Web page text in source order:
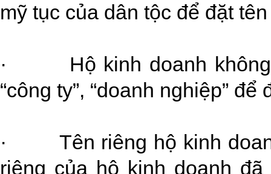
mỹ tục của dân tộc để đặt
· Hộ kinh doanh không
“công ty”, “doanh nghiệp”
· Tên riêng hộ kinh
riêng của hộ kinh doanh